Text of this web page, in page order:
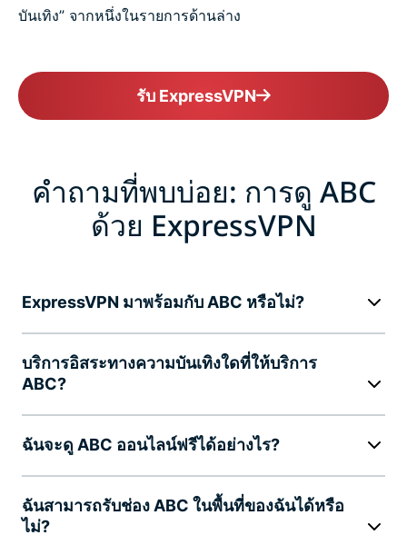
บันเทิง” จากหนึ่งในรายการด้านล่าง
รับ ExpressVPN
คำถามที่พบบ่อย: การดู ABC
ด้วย ExpressVPN
ExpressVPN มาพร้อมกับ ABC หรือไม่?
บริการอิสระทางความบันเทิงใดที่ให้บริการ
ABC?
ฉันจะดู ABC ออนไลน์ฟรีได้อย่างไร?
ฉันสามารถรับช่อง ABC ในพื้นที่ของฉันได้หรือ
ไม่?